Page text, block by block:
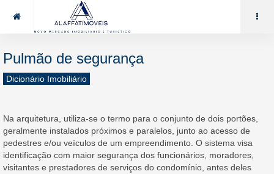
85 99969.7464 alaffat@gmail.com
Pulmão de segurança
Dicionário Imobiliário
Na arquitetura, utiliza-se o termo para o conjunto de dois portões,
geralmente instalados próximos e paralelos, junto ao acesso de
pedestres e/ou veículos de um empreendimento. O sistema visa
identificação com maior segurança dos funcionários, moradores,
visitantes e prestadores de serviços do condomínio, antes deles